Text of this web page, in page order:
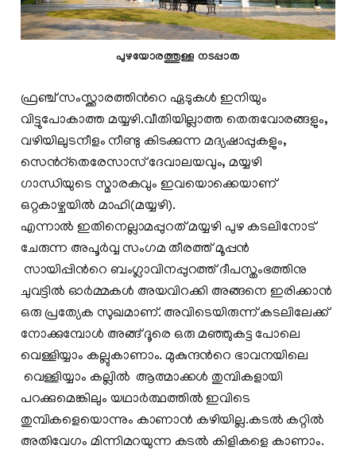
പുഴയോരത്തുള്ള നടപ്പാത
ഫ്രഞ്ച് സംസ്ക്കാരത്തിന്‍റെ ഏടുകൾ ഇനിയും
വിട്ടുപോകാത്ത മയ്യഴി.വീതിയില്ലാത്ത തെരുവോരങ്ങളും,
വഴിയിലുടനീളം നീണ്ടു കിടക്കുന്ന മദ്യഷാപ്പുകളും,
സെന്‍റ്തെരേസാസ് ദേവാലയവും, മയ്യഴി
ഗാന്ധിയുടെ സ്മാരകവും ഇവയൊക്കെയാണ്
ഒറ്റകാഴ്ചയിൽ മാഹി(മയ്യഴി).
എന്നാൽ ഇതിനെല്ലാമപ്പുറത് മയ്യഴി പുഴ കടലിനോട്
ചേരുന്ന അപൂർവ്വ സംഗമ തീരത്ത് മൂപ്പൻ
സായിപ്പിന്‍റെ ബംഗ്ലാവിനപ്പുറത്ത് ദീപസ്തംഭത്തിനു
ചുവട്ടിൽ ഓർമ്മകൾ അയവിറക്കി അങ്ങനെ ഇരിക്കാൻ
ഒരു പ്രത്യേക സുഖമാണ്. അവിടെയിരുന്ന് കടലിലേക്ക്
നോക്കുമ്പോൾ അങ്ങ് ദൂരെ ഒരു മഞ്ഞുകട്ട പോലെ
വെള്ളിയ്യാം കല്ലുകാണാം. മുകുന്ദന്‍റെ ഭാവനയിലെ
വെള്ളിയ്യാം കല്ലിൽ ആത്മാക്കൾ തുമ്പികളായി
പറക്കുമെങ്കിലും യഥാർത്ഥത്തിൽ ഇവിടെ
തുമ്പികളെയൊന്നും കാണാൻ കഴിയില്ല.കടൽ കറ്റിൽ
അതിവേഗം മിന്നിമറയുന്ന കടൽ കിളികളെ കാണാം.